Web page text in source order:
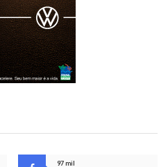
97 mil